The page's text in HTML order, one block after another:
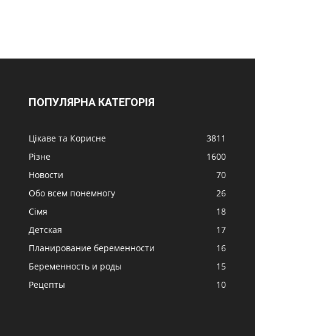
ПОПУЛЯРНА КАТЕГОРІЯ
Цікаве та Корисне
3811
Різне
1600
Новости
70
Обо всем понемногу
26
Сімя
18
Детская
17
Планирование беременности
16
Беременность и роды
15
Рецепты
10